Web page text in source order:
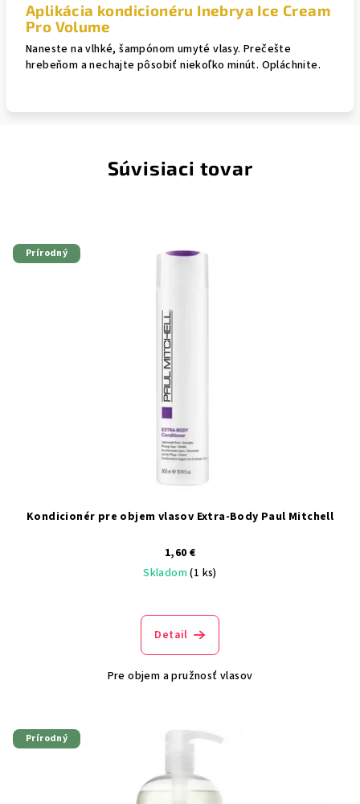
Aplikácia kondicionéru Inebrya Ice Cream
Pro Volume
Naneste na vlhké, šampónom umyté vlasy. Prečešte
hrebeňom a nechajte pôsobiť niekoľko minút. Opláchnite.
Súvisiaci tovar
Prírodný
Kondicionér pre objem vlasov Extra-Body Paul Mitchell
1,60 €
Skladom(1 ks)
Detail
Pre objem a pružnosť vlasov
Prírodný